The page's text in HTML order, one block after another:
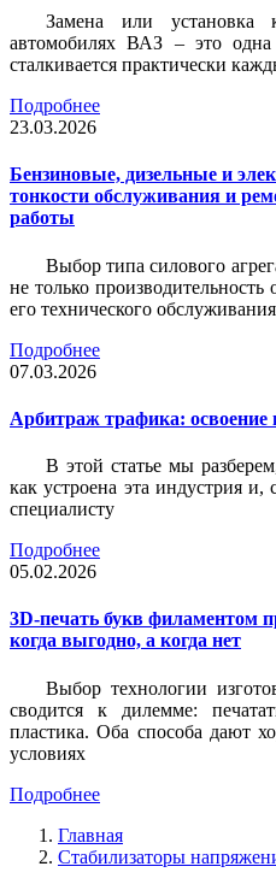
Замена или
автомобилях ВАЗ – это
сталкивается практически
Подробнее
23.03.2026
Бензиновые, дизельные и
тонкости обслуживания и
работы
Выбор типа силового
не только
его технического обслуживания
Подробнее
07.03.2026
Арбитраж трафика: освоение
В этой статье мы
как устроена эта индустрия и,
специалисту
Подробнее
05.02.2026
3D-печать букв филаментом
когда выгодно, а когда нет
Выбор технологии
сводится к дилемме:
пластика. Оба способа дают
условиях
Подробнее
Главная
Стабилизаторы